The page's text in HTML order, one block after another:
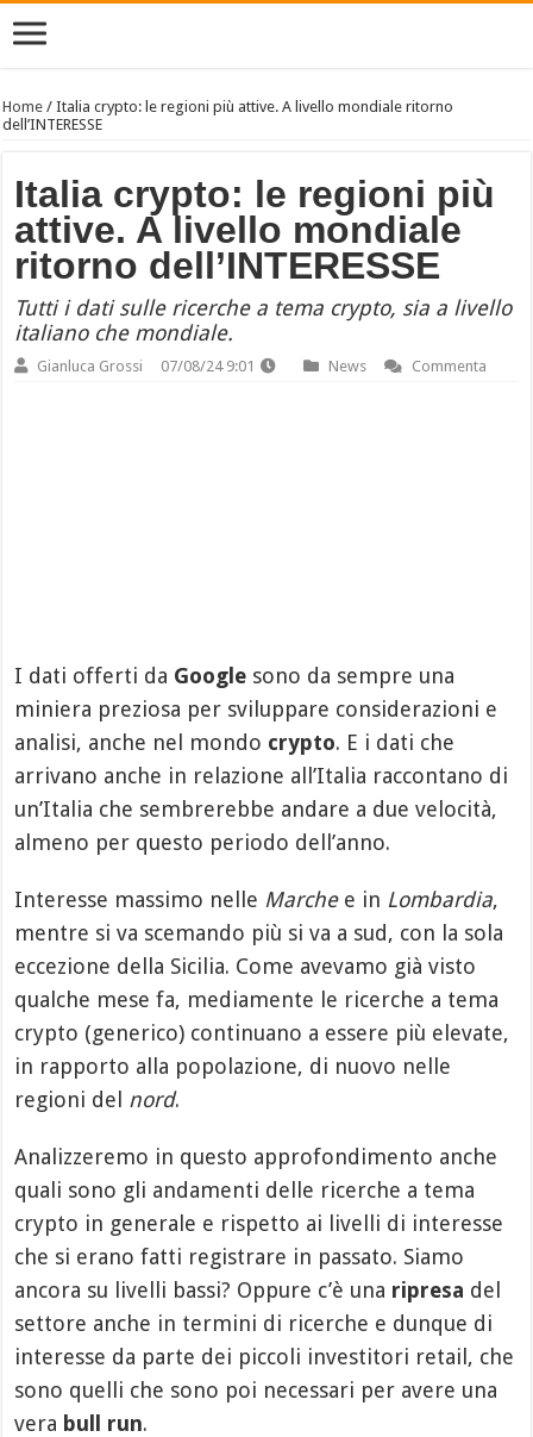
Home /Italia crypto: le regioni più attive. A livello mondiale ritorno
dell’INTERESSE
Italia crypto: le regioni più
attive. A livello mondiale
ritorno dell’INTERESSE
Tutti i dati sulle ricerche a tema crypto, sia a livello
italiano che mondiale.
Gianluca Grossi 07/08/24 9:01 News Commenta
I dati offerti da Google sono da sempre una
miniera preziosa per sviluppare considerazioni e
analisi, anche nel mondo crypto. E i dati che
arrivano anche in relazione all’Italia raccontano di
un’Italia che sembrerebbe andare a due velocità,
almeno per questo periodo dell’anno.
Interesse massimo nelle Marchee in Lombardia,
mentre si va scemando più si va a sud, con la sola
eccezione della Sicilia. Come avevamo già visto
qualche mese fa, mediamente le ricerche a tema
crypto (generico) continuano a essere più elevate,
in rapporto alla popolazione, di nuovo nelle
regioni del nord.
Analizzeremo in questo approfondimento anche
quali sono gli andamenti delle ricerche a tema
crypto in generale e rispetto ai livelli di interesse
che si erano fatti registrare in passato. Siamo
ancora su livelli bassi? Oppure c’è una ripresa del
settore anche in termini di ricerche e dunque di
interesse da parte dei piccoli investitori retail, che
sono quelli che sono poi necessari per avere una
vera bull run.